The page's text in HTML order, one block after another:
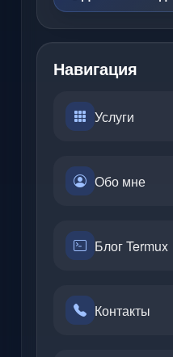
Навигация
Услуги
Обо мне
Блог Termux
Контакты